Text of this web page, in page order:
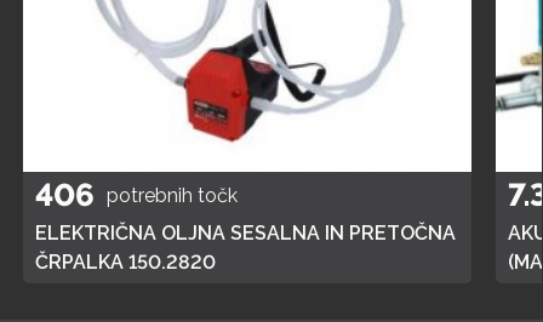
406 potrebnih točk
ELEKTRIČNA OLJNA SESALNA IN PRETOČNA
ČRPALKA 150.2820